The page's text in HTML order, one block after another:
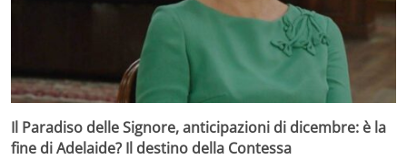
Il Paradiso delle Signore, anticipazioni di dicembre: è la
fine di Adelaide? Il destino della Contessa